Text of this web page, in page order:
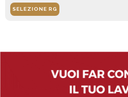
SELEZIONE RG